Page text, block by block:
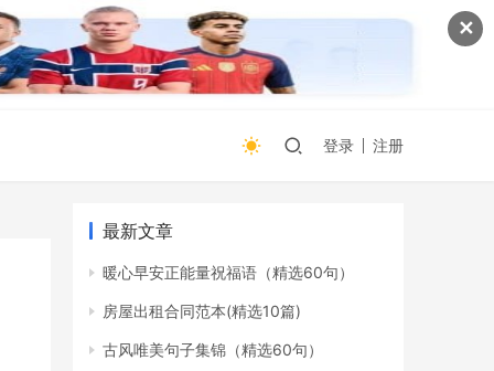
✕
登录 注册
最新文章
暖心早安正能量祝福语（精选60句）
房屋出租合同范本(精选10篇)
古风唯美句子集锦（精选60句）